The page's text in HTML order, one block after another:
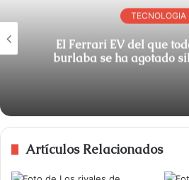
TECNOLOGIA
El Ferrari EV del que
burlaba se ha agotado
Artículos Relacionados